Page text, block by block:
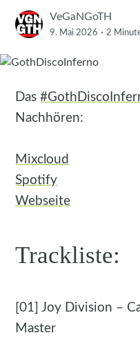
VeGaNGoTH
9. Mai 2026 · 2
Das
Nachhören:
Mixcloud
Spotify
Webseite
Trackliste:
[01] Joy Division –
Master